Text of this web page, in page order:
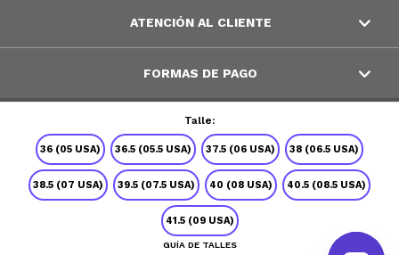
Talle:
36 (05 USA) 36.5 (05.5 USA) 37.5 (06 USA) 38 (06.5 USA)
38.5 (07 USA) 39.5 (07.5 USA) 40 (08 USA) 40.5 (08.5 USA)
41.5 (09 USA)
GUÍA DE TALLES
ATENCIÓN AL CLIENTE
FORMAS DE PAGO
© Copyright 2026 / Peppos